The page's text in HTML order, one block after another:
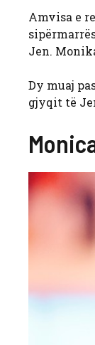
Amvisa e
Jen.
Dy muaj
gjyqit të